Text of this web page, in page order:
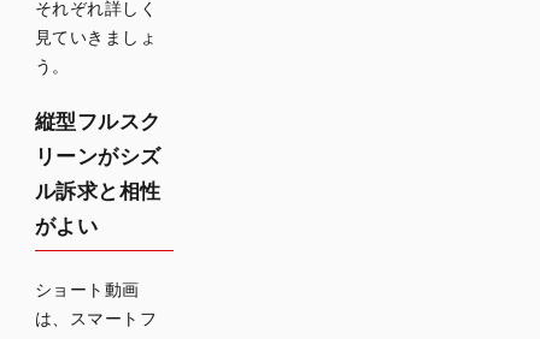
するメ
リット
との動
画を短
量産で
きる
やター
ゲット
それぞれ詳しく
見ていきましょ
う。
縦型フルスク
リーンがシズ
ル訴求と相性
がよい
ショート動画
は、スマートフ